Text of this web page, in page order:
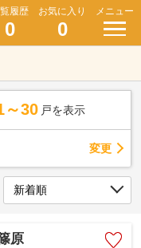
履歴
0
お気に入り
0
メニュー
～30 戸を表示
変更
原